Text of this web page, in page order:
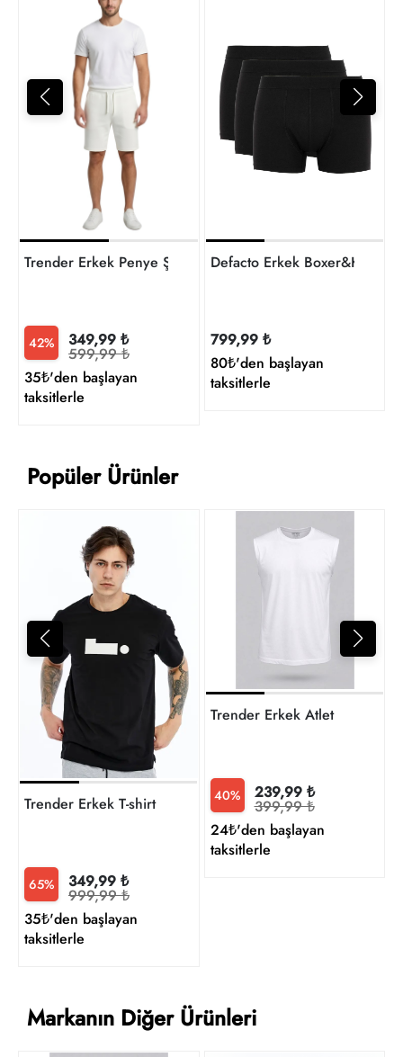
Trender Erkek Penye Şort
42% 349,99 ₺
599,99 ₺
35₺'den başlayan
taksitlerle
Defacto Erkek Boxer&Külot
799,99 ₺
80₺'den başlayan
taksitlerle
Popüler Ürünler
Trender Erkek T-shirt
65% 349,99 ₺
999,99 ₺
35₺'den başlayan
taksitlerle
Trender Erkek Atlet
40% 239,99 ₺
399,99 ₺
24₺'den başlayan
taksitlerle
Markanın Diğer Ürünleri